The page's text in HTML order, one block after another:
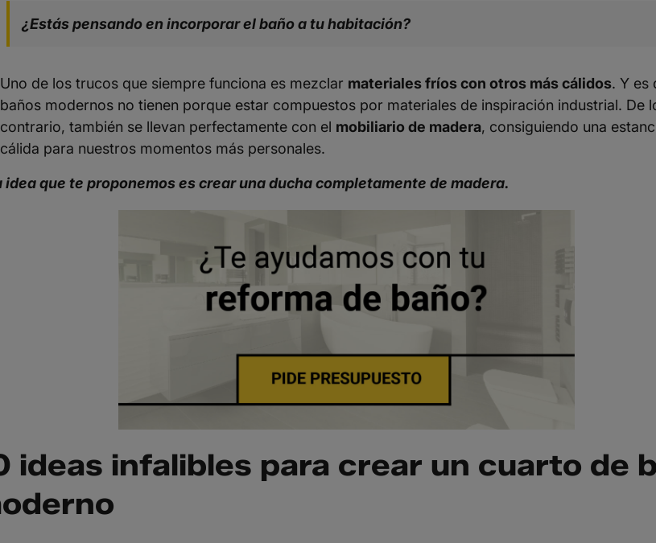
¿Estás pensando en incorporar el baño a tu habitación?
Uno de los trucos que siempre funciona es mezclar materiales fríos con otros más cálidos. Y es
baños modernos no tienen porque estar compuestos por materiales de inspiración industrial. De
contrario, también se llevan perfectamente con el mobiliario de madera, consiguiendo una
cálida para nuestros momentos más personales.
idea que te proponemos es crear una ducha completamente de madera.
ideas infalibles para crear un cuarto de